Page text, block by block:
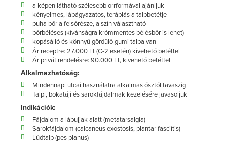
a képen látható szélesebb orrformával ajánljuk
kényelmes, lábágyazatos, terápiás a talpbetétje
puha bőr a felsőrésze, a szín választható
bőrbéléses (kívánságra krómmentes bélésbőr is lehet)
kopásálló és könnyű gördülő gumi talpa van
Ár receptre: 27.000 Ft (C-2 esetén) kivehető betéttel
Ár privát rendelésre: 90.000 Ft, kivehető betéttel
Alkalmazhatóság:
Mindennapi utcai használatra alkalmas ősztől tavaszig
Talpi, bokatáji és sarokfájdalmak kezelésére javasoljuk
Indikációk:
Fájdalom a lábujjak alatt (metatarsalgia)
Sarokfájdalom (calcaneus exostosis, plantar fasciítis)
Lúdtalp (pes planus)